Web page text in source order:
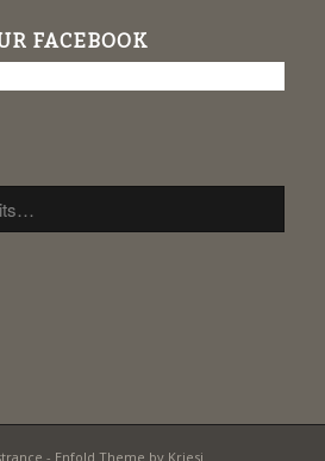
FACEBOOK
- Enfold Theme by Kriesi